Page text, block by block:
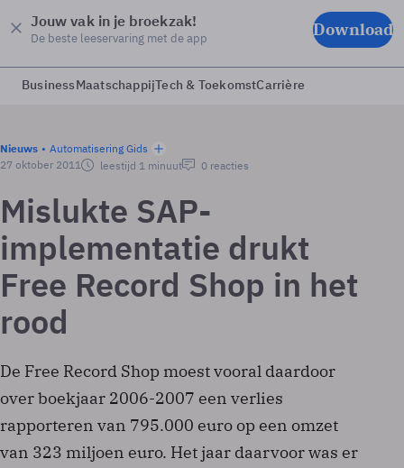
Jouw vak in je broekzak!
De beste leeservaring met de app Download
BusinessMaatschappijTech & ToekomstCarrière
Nieuws
Automatisering Gids
27 oktober 2011
leestijd 1 minuut 0 reacties
Mislukte SAP-
implementatie drukt
Free Record Shop in het
rood
De Free Record Shop moest vooral daardoor
over boekjaar 2006-2007 een verlies
rapporteren van 795.000 euro op een omzet
van 323 miljoen euro. Het jaar daarvoor was er